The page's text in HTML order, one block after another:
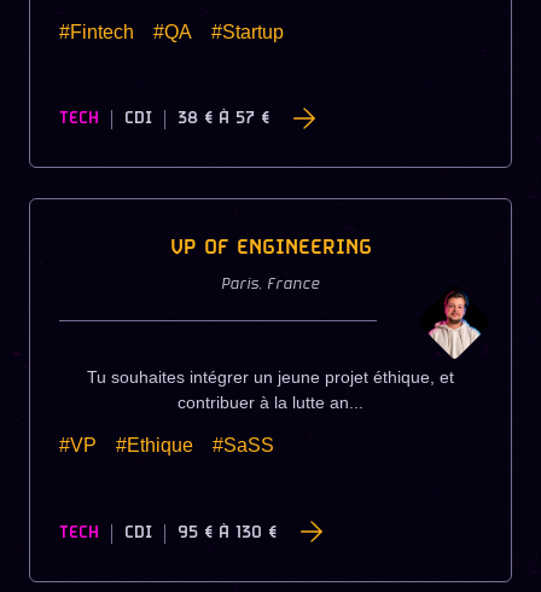
#Fintech #QA #Startup
TECH CDI 38 € À 57 €
VP OF ENGINEERING
Paris, France
Tu souhaites intégrer un jeune projet éthique, et
contribuer à la lutte an...
#VP #Ethique #SaSS
TECH CDI 95 € À 130 €